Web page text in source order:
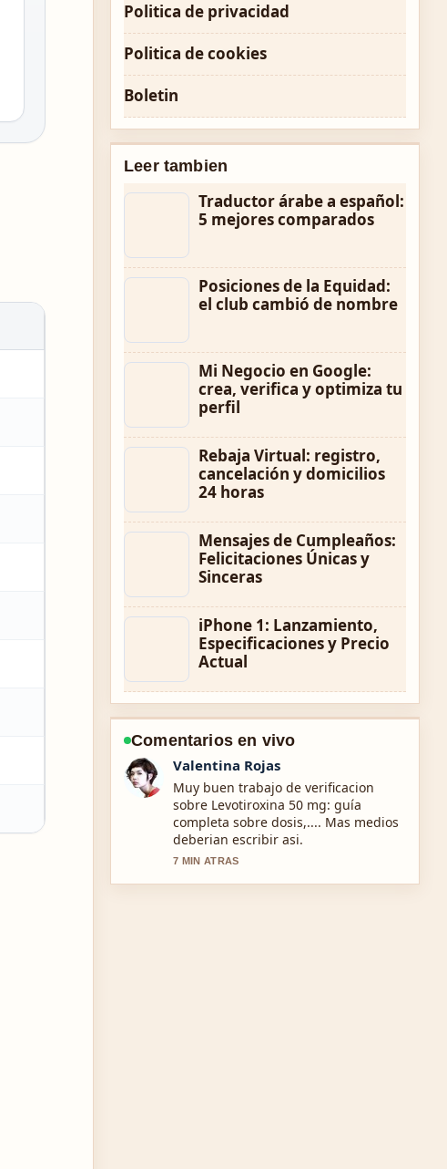
Politica de privacidad
Politica de cookies
Boletin
Leer tambien
Traductor árabe a español:
5 mejores comparados
Posiciones de la Equidad:
el club cambió de nombre
Mi Negocio en Google:
crea, verifica y optimiza tu
perfil
Rebaja Virtual: registro,
cancelación y domicilios
24 horas
Mensajes de Cumpleaños:
Felicitaciones Únicas y
Sinceras
iPhone 1: Lanzamiento,
Especificaciones y Precio
Actual
Comentarios en vivo
Andres Castillo
Excelente resumen sobre Compra
SOAT en Colombia: guía rápida y.... Es
la explicacion mas clara que he visto
hoy.
9 MIN ATRAS